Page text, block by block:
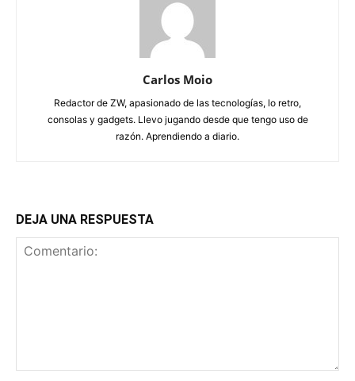
Carlos Moio
Redactor de ZW, apasionado de las tecnologías, lo retro,
consolas y gadgets. Llevo jugando desde que tengo uso de
razón. Aprendiendo a diario.
DEJA UNA RESPUESTA